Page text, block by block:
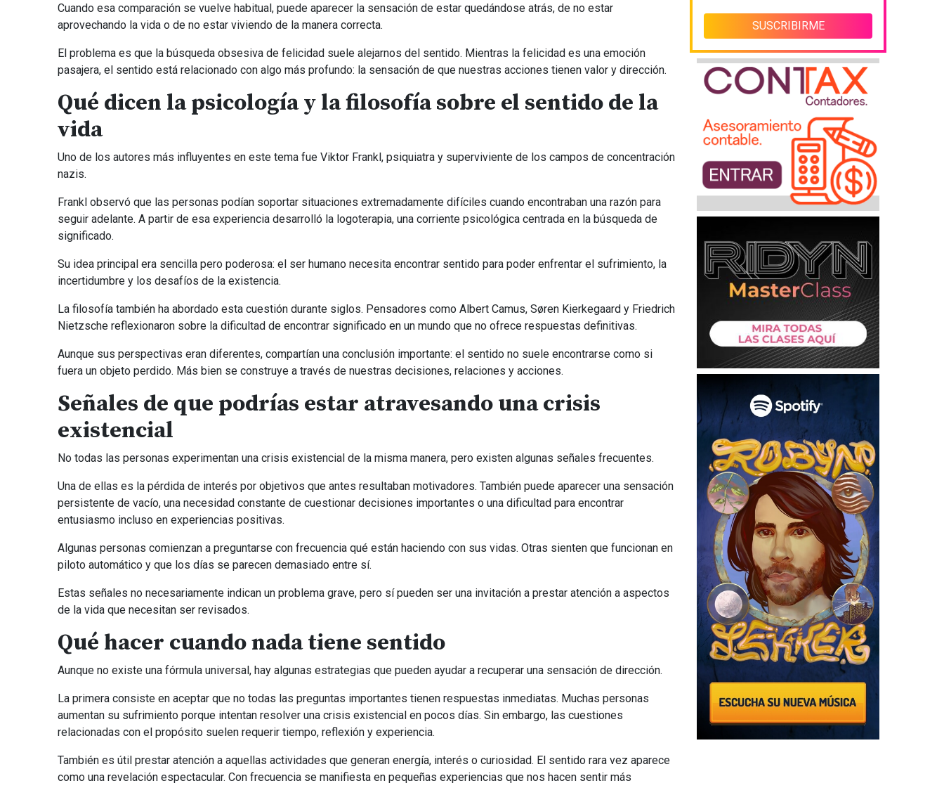
Cuando esa comparación se vuelve habitual, puede aparecer la sensación de estar quedándose atrás, de no estar
aprovechando la vida o de no estar viviendo de la manera correcta.
El problema es que la búsqueda obsesiva de felicidad suele alejarnos del sentido. Mientras la felicidad es una emoción
pasajera, el sentido está relacionado con algo más profundo: la sensación de que nuestras acciones tienen valor y dirección.
Qué dicen la psicología y la filosofía sobre el sentido de la
vida
Uno de los autores más influyentes en este tema fue Viktor Frankl, psiquiatra y superviviente de los campos de concentración
nazis.
Frankl observó que las personas podían soportar situaciones extremadamente difíciles cuando encontraban una razón para
seguir adelante. A partir de esa experiencia desarrolló la logoterapia, una corriente psicológica centrada en la búsqueda de
significado.
Su idea principal era sencilla pero poderosa: el ser humano necesita encontrar sentido para poder enfrentar el sufrimiento, la
incertidumbre y los desafíos de la existencia.
La filosofía también ha abordado esta cuestión durante siglos. Pensadores como Albert Camus, Søren Kierkegaard y Friedrich
Nietzsche reflexionaron sobre la dificultad de encontrar significado en un mundo que no ofrece respuestas definitivas.
Aunque sus perspectivas eran diferentes, compartían una conclusión importante: el sentido no suele encontrarse como si
fuera un objeto perdido. Más bien se construye a través de nuestras decisiones, relaciones y acciones.
Señales de que podrías estar atravesando una crisis
existencial
No todas las personas experimentan una crisis existencial de la misma manera, pero existen algunas señales frecuentes.
Una de ellas es la pérdida de interés por objetivos que antes resultaban motivadores. También puede aparecer una sensación
persistente de vacío, una necesidad constante de cuestionar decisiones importantes o una dificultad para encontrar
entusiasmo incluso en experiencias positivas.
Algunas personas comienzan a preguntarse con frecuencia qué están haciendo con sus vidas. Otras sienten que funcionan en
piloto automático y que los días se parecen demasiado entre sí.
Estas señales no necesariamente indican un problema grave, pero sí pueden ser una invitación a prestar atención a aspectos
de la vida que necesitan ser revisados.
Qué hacer cuando nada tiene sentido
Aunque no existe una fórmula universal, hay algunas estrategias que pueden ayudar a recuperar una sensación de dirección.
La primera consiste en aceptar que no todas las preguntas importantes tienen respuestas inmediatas. Muchas personas
aumentan su sufrimiento porque intentan resolver una crisis existencial en pocos días. Sin embargo, las cuestiones
relacionadas con el propósito suelen requerir tiempo, reflexión y experiencia.
También es útil prestar atención a aquellas actividades que generan energía, interés o curiosidad. El sentido rara vez aparece
como una revelación espectacular. Con frecuencia se manifiesta en pequeñas experiencias que nos hacen sentir más